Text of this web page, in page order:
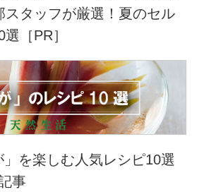
スタッフが厳選！夏のセル
［PR］
を楽しむ人気レシピ10選
事